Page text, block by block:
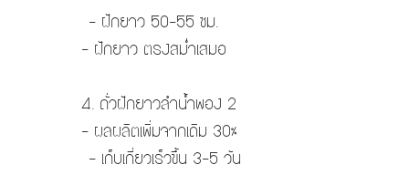
- ฝักยาว 50-55 ซม.
- ฝักยาว ตรงสม่ำเสมอ
4. ถั่วฝักยาวลำน้ำพอง 2
- ผลผลิตเพิ่มจากเดิม 30%
- เก็บเกี่ยวเร็วขึ้น 3-5 วัน